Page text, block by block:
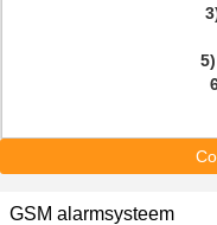
GSM alarmsysteem